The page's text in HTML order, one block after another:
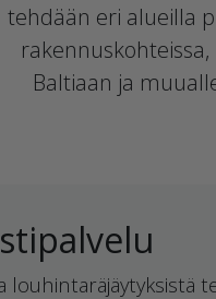
tehdään eri alueilla
Baltiaan ja